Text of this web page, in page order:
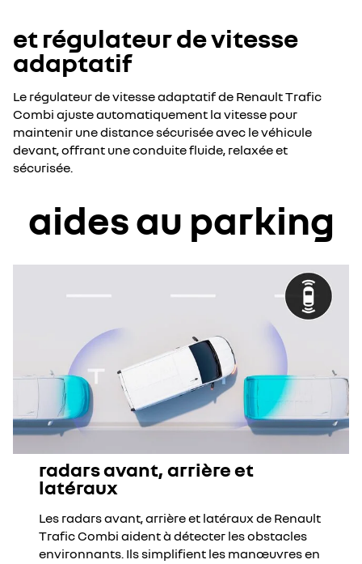
et régulateur de vitesse
adaptatif
Le régulateur de vitesse adaptatif de Renault Trafic
Combi ajuste automatiquement la vitesse pour
maintenir une distance sécurisée avec le véhicule
devant, offrant une conduite fluide, relaxée et
sécurisée.
aides au parking
radars avant, arrière et
latéraux
Les radars avant, arrière et latéraux de Renault
Trafic Combi aident à détecter les obstacles
environnants. Ils simplifient les manœuvres en